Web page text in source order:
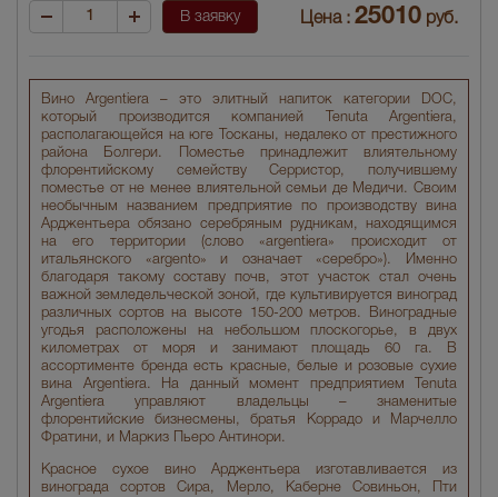
Вино Argentiera – это элитный напиток категории DOC,
который производится компанией Tenuta Argentiera,
располагающейся на юге Тосканы, недалеко от престижного
района Болгери. Поместье принадлежит влиятельному
флорентийскому семейству Серристор, получившему
поместье от не менее влиятельной семьи де Медичи. Своим
необычным названием предприятие по производству вина
Арджентьера обязано серебряным рудникам, находящимся
на его территории (слово «argentiera» происходит от
итальянского «argento» и означает «серебро»). Именно
благодаря такому составу почв, этот участок стал очень
важной земледельческой зоной, где культивируется виноград
различных сортов на высоте 150-200 метров. Виноградные
угодья расположены на небольшом плоскогорье, в двух
километрах от моря и занимают площадь 60 га. В
ассортименте бренда есть красные, белые и розовые сухие
вина Argentiera. На данный момент предприятием Tenuta
Argentiera управляют владельцы – знаменитые
флорентийские бизнесмены, братья Коррадо и Марчелло
Фратини, и Маркиз Пьеро Антинори.
Красное сухое вино Арджентьера изготавливается из
винограда сортов Сира, Мерло, Каберне Совиньон, Пти
В заявку Цена : 25010 руб.